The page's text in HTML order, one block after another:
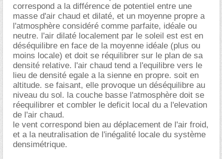
correspond a la différence de potentiel entre une
masse d'air chaud et dilaté, et un moyenne propre a
l'atmosphère considéré comme parfaite, idéale ou
neutre. l'air dilaté localement par le soleil est est en
déséquilibre en face de la moyenne idéale (plus ou
moins locale) et doit se réquilibrer sur le plan de sa
densité relative. l'air chaud tend a l'equilibre vers le
lieu de densité egale a la sienne en propre. soit en
altitude. se faisant, elle provoque un déséquilibre au
niveau du sol. la couche basse l'atmosphère doit se
réequilibrer et combler le deficit local du a l'elevation
de l'air chaud.
le vent correspond bien au déplacement de l'air froid,
et a la neutralisation de l'inégalité locale du système
densimétrique.